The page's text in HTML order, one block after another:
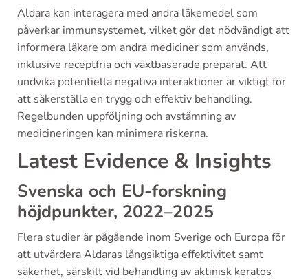
Aldara kan interagera med andra läkemedel som
påverkar immunsystemet, vilket gör det nödvändigt att
informera läkare om andra mediciner som används,
inklusive receptfria och växtbaserade preparat. Att
undvika potentiella negativa interaktioner är viktigt för
att säkerställa en trygg och effektiv behandling.
Regelbunden uppföljning och avstämning av
medicineringen kan minimera riskerna.
Latest Evidence & Insights
Svenska och EU-forskning
höjdpunkter, 2022–2025
Flera studier är pågående inom Sverige och Europa för
att utvärdera Aldaras långsiktiga effektivitet samt
säkerhet, särskilt vid behandling av aktinisk keratos